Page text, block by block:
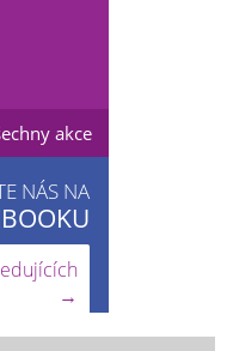
akce
NÁS NA
→